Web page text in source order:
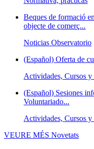
Beques de formació
objecte de comerç...
Noticias Observatorio
(Español) Oferta de
Actividades, Cursos y
(Español) Sesiones
Voluntariado...
Actividades, Cursos y
VEURE MÉS Novetats